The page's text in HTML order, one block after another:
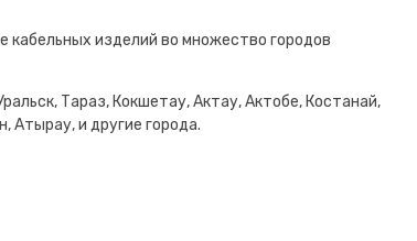
кабельных изделий во множество городов
Тараз, Кокшетау, Актау, Актобе, Костанай,
Атырау, и другие города.